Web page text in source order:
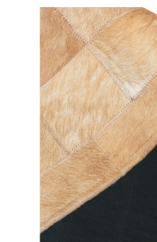
OFERTAS